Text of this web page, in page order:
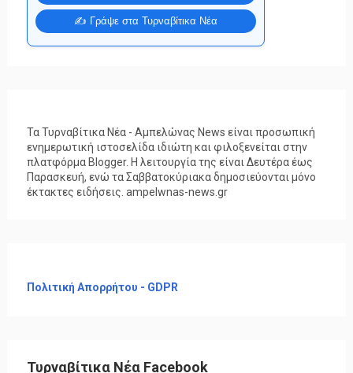
✍️ Γράψε στα Τυρναβίτικα Νέα
Τα Τυρναβίτικα Νέα - Αμπελώνας News είναι προσωπική
ενημερωτική ιστοσελίδα ιδιώτη και φιλοξενείται στην
πλατφόρμα Blogger. Η λειτουργία της είναι Δευτέρα έως
Παρασκευή, ενώ τα Σαββατοκύριακα δημοσιεύονται μόνο
έκτακτες ειδήσεις. ampelwnas-news.gr
Πολιτική Απορρήτου - GDPR
Τυρναβίτικα Νέα Facebook